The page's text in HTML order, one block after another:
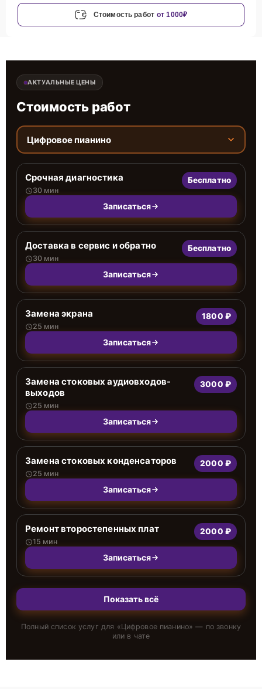
Стоимость работ от 1000₽
АКТУАЛЬНЫЕ ЦЕНЫ
Стоимость работ
Цифровое пианино
Срочная диагностика
30 мин
Бесплатно
Записаться
Доставка в сервис и обратно
30 мин
Бесплатно
Записаться
Замена экрана
25 мин
1800 ₽
Записаться
Замена стоковых аудиовходов-
выходов
25 мин
3000 ₽
Записаться
Замена стоковых конденсаторов
25 мин
2000 ₽
Записаться
Ремонт второстепенных плат
15 мин
2000 ₽
Записаться
Показать всё
Полный список услуг для «Цифровое пианино» — по звонку
или в чате